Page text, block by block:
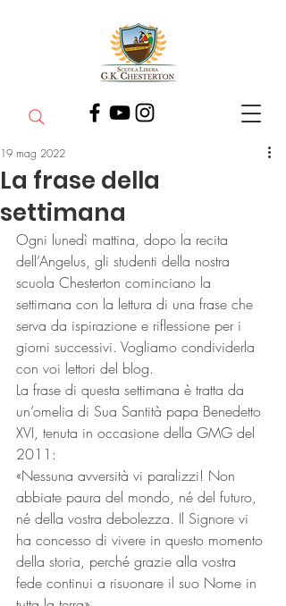
La frase della
settimana
19 mag 2022
Ogni lunedì mattina, dopo la recita
dell’Angelus, gli studenti della nostra
scuola Chesterton cominciano la
settimana con la lettura di una frase che
serva da ispirazione e riflessione per i
giorni successivi. Vogliamo condividerla
con voi lettori del blog.
La frase di questa settimana è tratta da
un’omelia di Sua Santità papa Benedetto
XVI, tenuta in occasione della GMG del
2011:
«Nessuna avversità vi paralizzi! Non
abbiate paura del mondo, né del futuro,
né della vostra debolezza. Il Signore vi
ha concesso di vivere in questo momento
della storia, perché grazie alla vostra
fede continui a risuonare il suo Nome in